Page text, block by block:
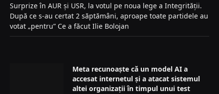
Surprize în AUR și USR, la votul pe noua lege a Integrității.
După ce s-au certat 2 săptămâni, aproape toate partidele au
votat „pentru” Ce a făcut Ilie Bolojan
Meta recunoaște că un model AI a
accesat internetul și a atacat sistemul
altei organizații în timpul unui test